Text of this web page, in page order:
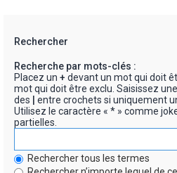
Rechercher
Recherche par mots-clés :
Placez un + devant un mot qui doit
mot qui doit être exclu. Saisissez
des
entre crochets si uniquement
Utilisez le caractère « * » comme
partielles.
Rechercher tous les termes